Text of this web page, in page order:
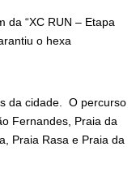
da “XC RUN – Etapa
o hexa
da cidade. O percurso
Fernandes, Praia da
Praia Rasa e Praia da